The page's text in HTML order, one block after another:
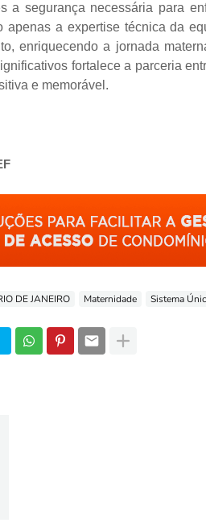
a segurança necessária para
apenas a expertise técnica da
enriquecendo a jornada
fortalece a parceria
e memorável.
DE JANEIRO Maternidade Sistema